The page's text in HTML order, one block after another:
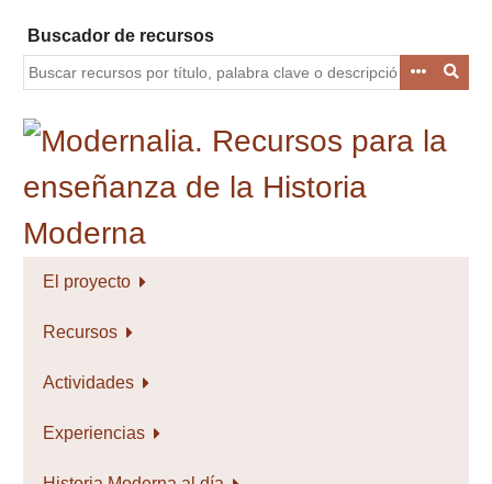
contenido
principal
Buscador de recursos
El proyecto
Recursos
Actividades
Experiencias